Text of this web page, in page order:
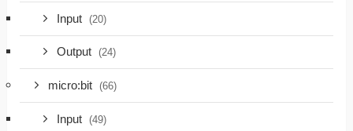
Input (20)
Output (24)
micro:bit (66)
Input (49)